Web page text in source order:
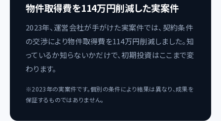
物件取得費を114万円削減した実案件
2023年、運営会社が手がけた実案件では、契約条件
の交渉により物件取得費を114万円削減しました。知
っているか知らないかだけで、初期投資はここまで変
わります。
※2023年の実案件です。個別の条件により結果は異なり、成果を
保証するものではありません。